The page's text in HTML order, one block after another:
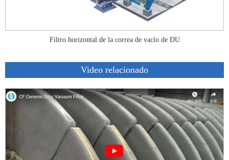
Filtro horizontal de la correa de vacío de DU
Video relacionado